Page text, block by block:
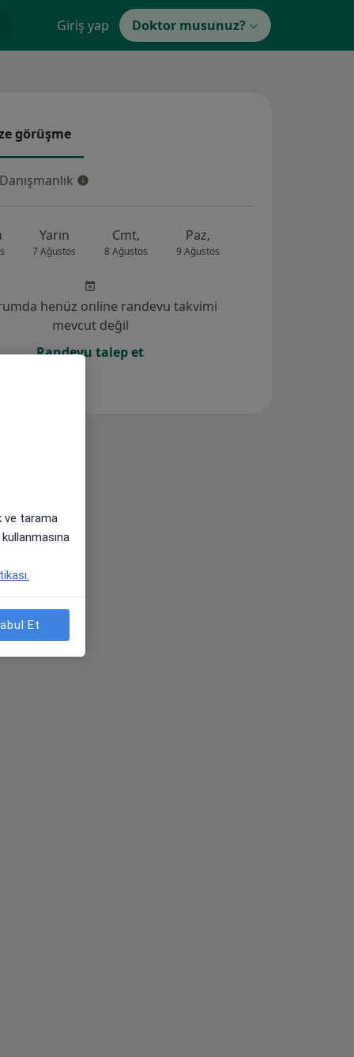
Giriş yap Doktor musunuz?
görüşme
görüşme
Yarın
7 Ağustos
Cmt,
8 Ağustos
Paz,
9 Ağustos
henüz online randevu takvimi
mevcut değil
Randevu talep et
ve tarama
Et